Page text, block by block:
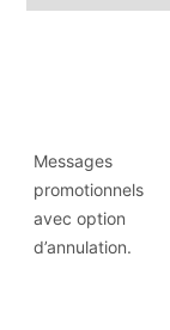
Messages
promotionnels
avec option
d’annulation.